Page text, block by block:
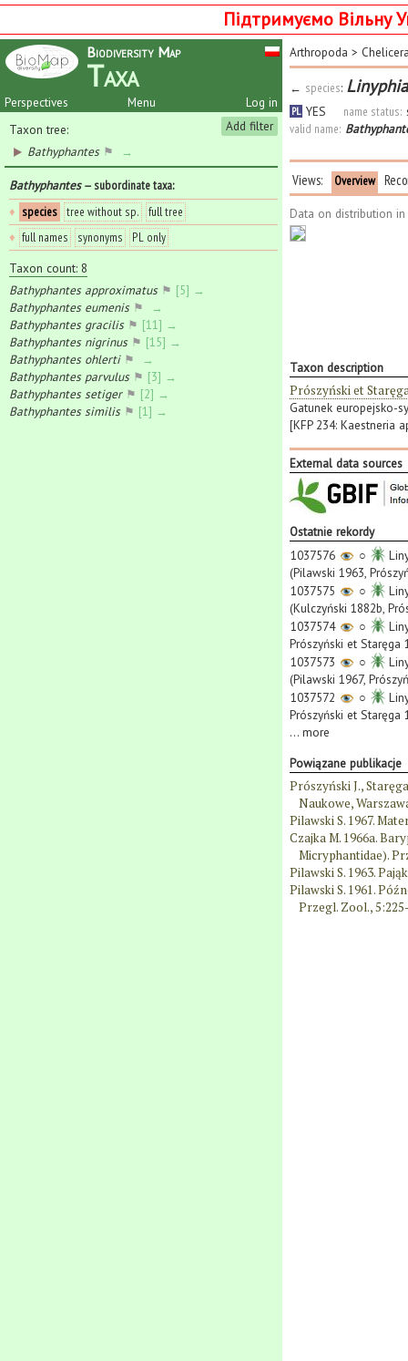
Підтримуємо Вільну
Biodiversity Map
Taxa
Perspectives Log in
Menu
Add filter
Taxon tree:
Bathyphantes⚑ →
Bathyphantes— subordinate taxa:
♦ species tree without sp.
full tree
♦ full names synonyms
PL only
Taxon count: 8
Bathyphantes approximatus⚑ [5] →
Bathyphantes eumenis⚑
→
Bathyphantes gracilis⚑ [11] →
Bathyphantes nigrinus⚑ [15] →
Bathyphantes ohlerti⚑
→
Bathyphantes parvulus⚑ [3] →
Bathyphantes setiger⚑ [2] →
Bathyphantes similis⚑ [1] →
Arthropoda >
← species:
PL YES name status:
valid name:
Views: Overview
Data on distribution
Taxon description
Prószyński et
Gatunek europejsko-
[KFP 234: Kaestneria
External data sources
Ostatnie rekordy
1037576
○
(Pilawski 1963,
1037575
○
(Kulczyński 1882b,
1037574
○
Prószyński et Staręga
1037573
○
(Pilawski 1967,
1037572
○
Prószyński et Staręga
... more
Powiązane publikacje
Prószyński J.,
Naukowe,
Pilawski S. 1967.
Czajka M. 1966a.
Micryphantidae).
Pilawski S. 1963.
Pilawski S. 1961.
Przegl. Zool.,